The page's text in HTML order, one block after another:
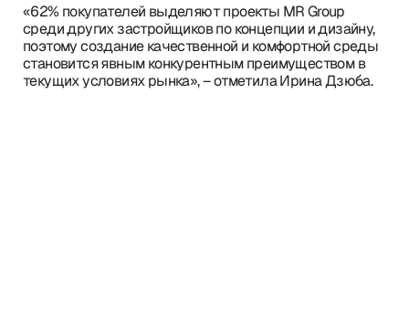
«62% покупателей выделяют проекты MR Group
среди других застройщиков по концепции и дизайну,
поэтому создание качественной и комфортной среды
становится явным конкурентным преимуществом в
текущих условиях рынка», – отметила Ирина Дзюба.